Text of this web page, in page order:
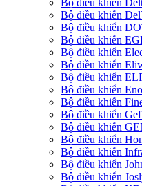
Bộ điều khiển
Bộ điều khiển
Bộ điều khiển
Bộ điều khiển
Bộ điều khiển
Bộ điều khiển
Bộ điều khiển
Bộ điều khiển
Bộ điều khiển
Bộ điều khiển
Bộ điều khiển
Bộ điều khiển
Bộ điều khiển
Bộ điều khiển
Bộ điều khiển